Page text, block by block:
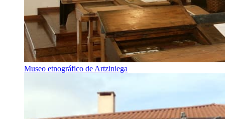
Museo etnográfico de Artziniega